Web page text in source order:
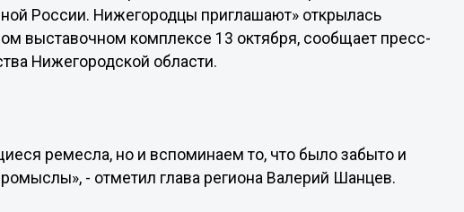
России. Нижегородцы приглашают» открылась
выставочном комплексе 13 октября, сообщает пресс-
Нижегородской области.
ремесла, но и вспоминаем то, что было забыто и
- отметил глава региона Валерий Шанцев.